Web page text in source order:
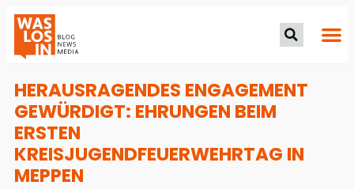
HERAUSRAGENDES ENGAGEMENT
GEWÜRDIGT: EHRUNGEN BEIM
ERSTEN
KREISJUGENDFEUERWEHRTAG IN
MEPPEN